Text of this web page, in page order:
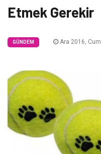
Etmek Gerekir
GÜNDEM Ara 2016, Cum